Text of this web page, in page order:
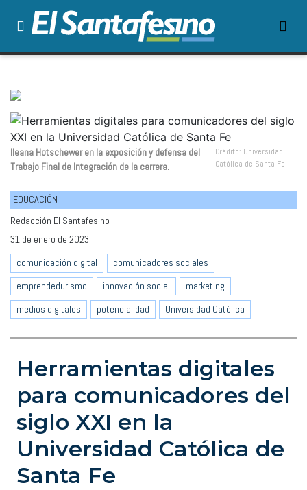
Ileana Hotschewer en la exposición y defensa del
Trabajo Final de Integración de la carrera.
Crédito: Universidad
Católica de Santa Fe
EDUCACIÓN
Redacción El Santafesino
31 de enero de 2023
comunicación digital
comunicadores sociales
emprendedurismo
innovación social
marketing
medios digitales
potencialidad Universidad Católica
Herramientas digitales
para comunicadores del
siglo XXI en la
Universidad Católica de
Santa Fe